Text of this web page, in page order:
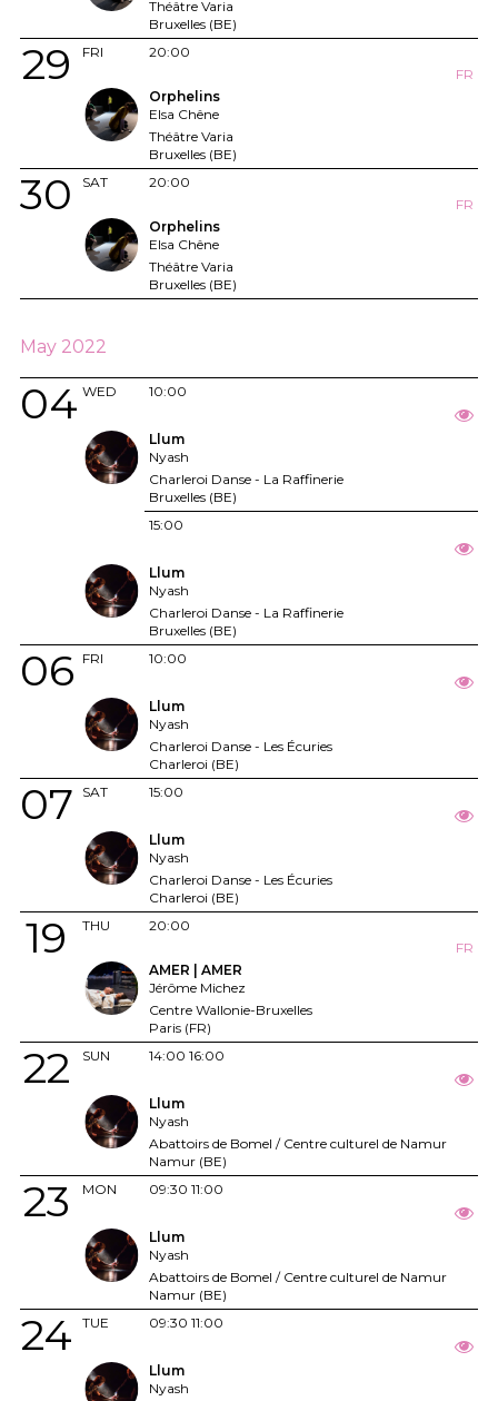
Théâtre Varia
Bruxelles (BE)
FRI
29
20:00
FR
Orphelins
Elsa Chêne
Théâtre Varia
Bruxelles (BE)
SAT
30
20:00
FR
Orphelins
Elsa Chêne
Théâtre Varia
Bruxelles (BE)
May 2022
WED
04 10:00
Llum
Nyash
Charleroi Danse - La Raffinerie
Bruxelles (BE)
15:00
Llum
Nyash
Charleroi Danse - La Raffinerie
Bruxelles (BE)
FRI
06 10:00
Llum
Nyash
Charleroi Danse - Les Écuries
Charleroi (BE)
SAT
07 15:00
Llum
Nyash
Charleroi Danse - Les Écuries
Charleroi (BE)
THU
19
20:00
FR
AMER | AMER
Jérôme Michez
Centre Wallonie-Bruxelles
Paris (FR)
SUN
22 14:00 16:00
Llum
Nyash
Abattoirs de Bomel / Centre culturel de Namur
Namur (BE)
MON
23 09:30 11:00
Llum
Nyash
Abattoirs de Bomel / Centre culturel de Namur
Namur (BE)
TUE
24 09:30 11:00
Llum
Nyash